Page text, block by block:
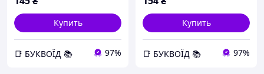
Купить
📑 БУКВОЇД 📚 97%
Купить
📑 БУКВОЇД 📚 97%